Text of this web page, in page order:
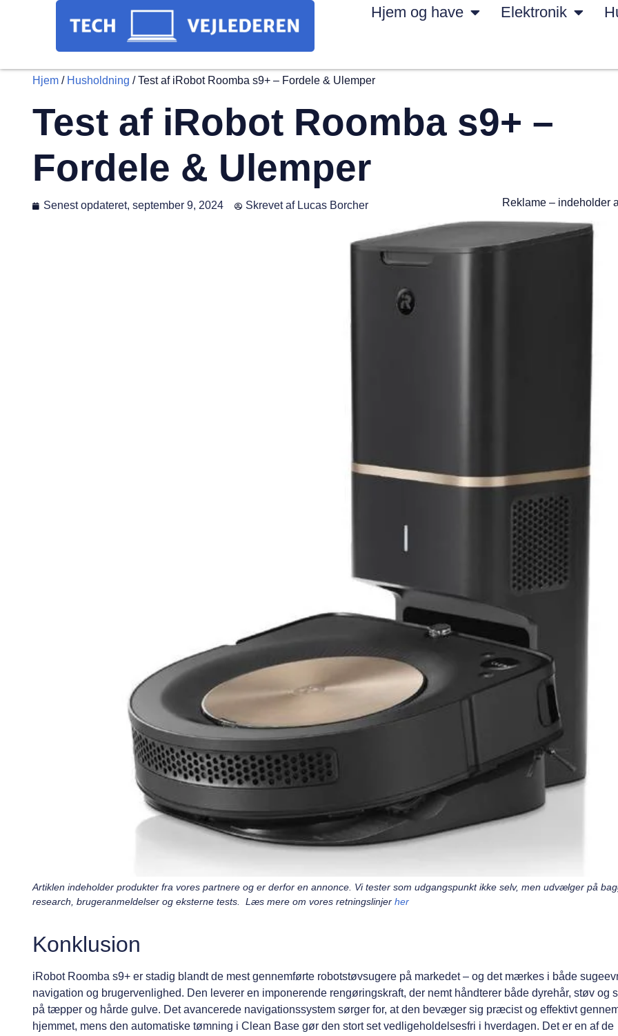
Hjem og have Elektronik
Hjem / Husholdning /Test af iRobot Roomba s9+ – Fordele & Ulemper
Test af iRobot Roomba s9+ –
Fordele & Ulemper
Senest opdateret, september 9, 2024 Skrevet afLucas Borcher Reklame – indeholder
Artiklen indeholder produkter fra vores partnere og er derfor en annonce. Vi tester som udgangspunkt ikke selv, men udvælger på
research, brugeranmeldelser og eksterne tests. Læs mere om vores retningslinjer her
Konklusion
iRobot Roomba s9+ er stadig blandt de mest gennemførte robotstøvsugere på markedet – og det mærkes i både
navigation og brugervenlighed. Den leverer en imponerende rengøringskraft, der nemt håndterer både dyrehår, støv og
på tæpper og hårde gulve. Det avancerede navigationssystem sørger for, at den bevæger sig præcist og effektivt
hjemmet, mens den automatiske tømning i Clean Base gør den stort set vedligeholdelsesfri i hverdagen. Det er en af de